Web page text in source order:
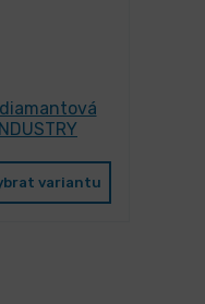
variantu